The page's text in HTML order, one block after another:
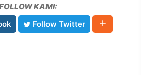
KAMI:
Follow Twitter